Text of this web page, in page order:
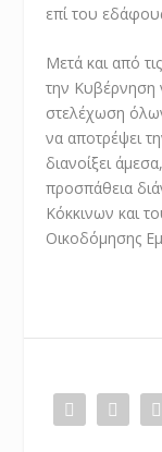
επί του
Μετά και από
την Κυβέρνηση
στελέχωση
να αποτρέψει
διανοίξει
προσπάθεια
Κόκκινων και
Οικοδόμησης